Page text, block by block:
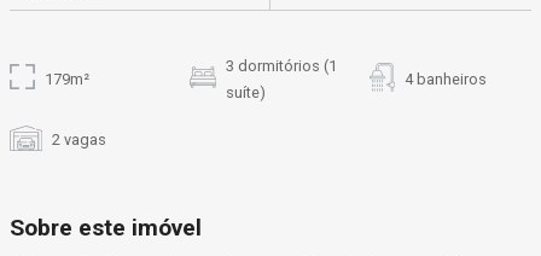
179m²
3 dormitórios (1
suíte)
4 banheiros
2 vagas
Sobre este imóvel